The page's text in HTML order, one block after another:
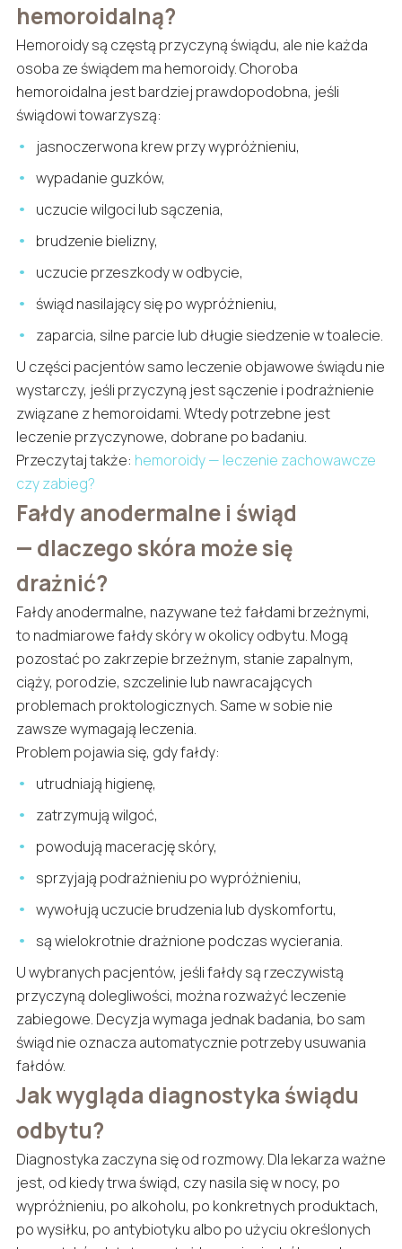
hemoroidalną?
Hemoroidy są częstą przyczyną świądu, ale nie każda
osoba ze świądem ma hemoroidy. Choroba
hemoroidalna jest bardziej prawdopodobna, jeśli
świądowi towarzyszą:
jasnoczerwona krew przy wypróżnieniu,
wypadanie guzków,
uczucie wilgoci lub sączenia,
brudzenie bielizny,
uczucie przeszkody w odbycie,
świąd nasilający się po wypróżnieniu,
zaparcia, silne parcie lub długie siedzenie w toalecie.
U części pacjentów samo leczenie objawowe świądu nie
wystarczy, jeśli przyczyną jest sączenie i podrażnienie
związane z hemoroidami. Wtedy potrzebne jest
leczenie przyczynowe, dobrane po badaniu.
Przeczytaj także: hemoroidy — leczenie zachowawcze
czy zabieg?
Fałdy anodermalne i świąd
— dlaczego skóra może się
drażnić?
Fałdy anodermalne, nazywane też fałdami brzeżnymi,
to nadmiarowe fałdy skóry w okolicy odbytu. Mogą
pozostać po zakrzepie brzeżnym, stanie zapalnym,
ciąży, porodzie, szczelinie lub nawracających
problemach proktologicznych. Same w sobie nie
zawsze wymagają leczenia.
Problem pojawia się, gdy fałdy:
utrudniają higienę,
zatrzymują wilgoć,
powodują macerację skóry,
sprzyjają podrażnieniu po wypróżnieniu,
wywołują uczucie brudzenia lub dyskomfortu,
są wielokrotnie drażnione podczas wycierania.
U wybranych pacjentów, jeśli fałdy są rzeczywistą
przyczyną dolegliwości, można rozważyć leczenie
zabiegowe. Decyzja wymaga jednak badania, bo sam
świąd nie oznacza automatycznie potrzeby usuwania
fałdów.
Jak wygląda diagnostyka świądu
odbytu?
Diagnostyka zaczyna się od rozmowy. Dla lekarza ważne
jest, od kiedy trwa świąd, czy nasila się w nocy, po
wypróżnieniu, po alkoholu, po konkretnych produktach,
po wysiłku, po antybiotyku albo po użyciu określonych